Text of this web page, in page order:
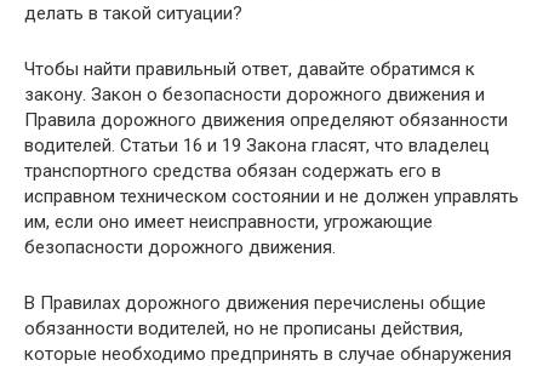
делать в такой ситуации?
Чтобы найти правильный ответ, давайте обратимся к
закону. Закон о безопасности дорожного движения и
Правила дорожного движения определяют обязанности
водителей. Статьи 16 и 19 Закона гласят, что владелец
транспортного средства обязан содержать его в
исправном техническом состоянии и не должен управлять
им, если оно имеет неисправности, угрожающие
безопасности дорожного движения.
В Правилах дорожного движения перечислены общие
обязанности водителей, но не прописаны действия,
которые необходимо предпринять в случае обнаружения